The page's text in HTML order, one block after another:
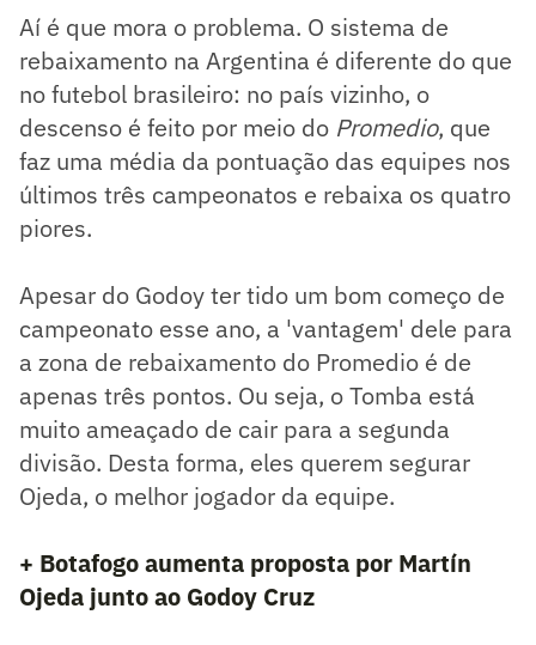
Aí é que mora o problema. O sistema de
rebaixamento na Argentina é diferente do que
no futebol brasileiro: no país vizinho, o
descenso é feito por meio do Promedio, que
faz uma média da pontuação das equipes nos
últimos três campeonatos e rebaixa os quatro
piores.
Apesar do Godoy ter tido um bom começo de
campeonato esse ano, a 'vantagem' dele para
a zona de rebaixamento do Promedio é de
apenas três pontos. Ou seja, o Tomba está
muito ameaçado de cair para a segunda
divisão. Desta forma, eles querem segurar
Ojeda, o melhor jogador da equipe.
+ Botafogo aumenta proposta por Martín
Ojeda junto ao Godoy Cruz